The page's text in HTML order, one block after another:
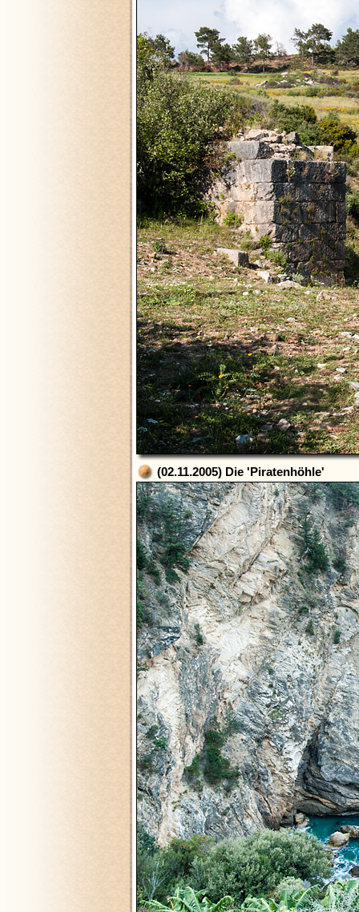
(02.11.2005) Die 'Piratenhöhle'